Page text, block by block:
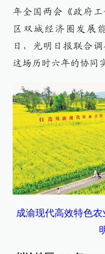
年全国两会《政府
区双城经济圈发展
日，光明日报联合
这场历时六年的协同
成渝现代高效特色